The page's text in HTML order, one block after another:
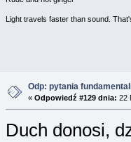
Light travels faster than sound.
Odp: pytania
« Odpowiedź #129 dnia: 22
Duch donosi,